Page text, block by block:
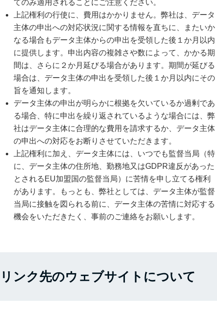
てのみ適用されることにご注意ください。
上記権利の行使に、費用はかかりません。弊社は、データ
主体の申出への対応状況に関する情報を直ちに、またいか
なる場合もデータ主体からの申出を受領した後１か月以内
に提供します。申出内容の複雑さや数によって、かかる期
間は、さらに２か月延びる場合があります。期間が延びる
場合は、データ主体の申出を受領した後１か月以内にその
旨を通知します。
データ主体の申出が明らかに根拠を欠いているか過剰であ
る場合、特に申出を繰り返されているような場合には、弊
社はデータ主体に合理的な費用を請求するか、データ主体
の申出への対応をお断りさせていただきます。
上記権利に加え、データ主体には、いつでも監督当局（特
に、データ主体の住所地、勤務地又はGDPR違反があった
とされるEU加盟国の監督当局）に苦情を申し立てる権利
があります。もっとも、弊社としては、データ主体が監督
当局に接触を図られる前に、データ主体の苦情に対応する
機会をいただきたく、事前のご連絡をお願いします。
リンク先のウェブサイトについて